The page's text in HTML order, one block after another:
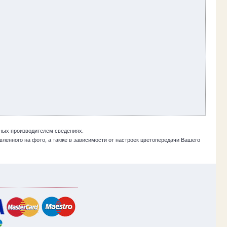
производителем сведениях.
на фото, а также в зависимости от настроек цветопередачи Вашего